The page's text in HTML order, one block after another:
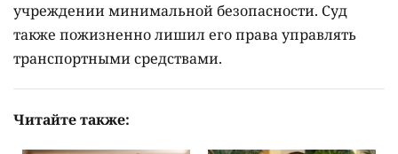
учреждении минимальной безопасности. Суд
также пожизненно лишил его права управлять
транспортными средствами.
Читайте также: